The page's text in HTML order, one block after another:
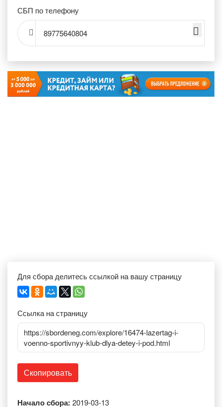
СБП по телефону
89775640804
Для сбора делитесь ссылкой на вашу страницу
Ссылка на страницу
https://sbordeneg.com/explore/16474-lazertag-i-
voenno-sportivnyy-klub-dlya-detey-i-pod.html
Скопировать
Начало сбора: 2019-03-13